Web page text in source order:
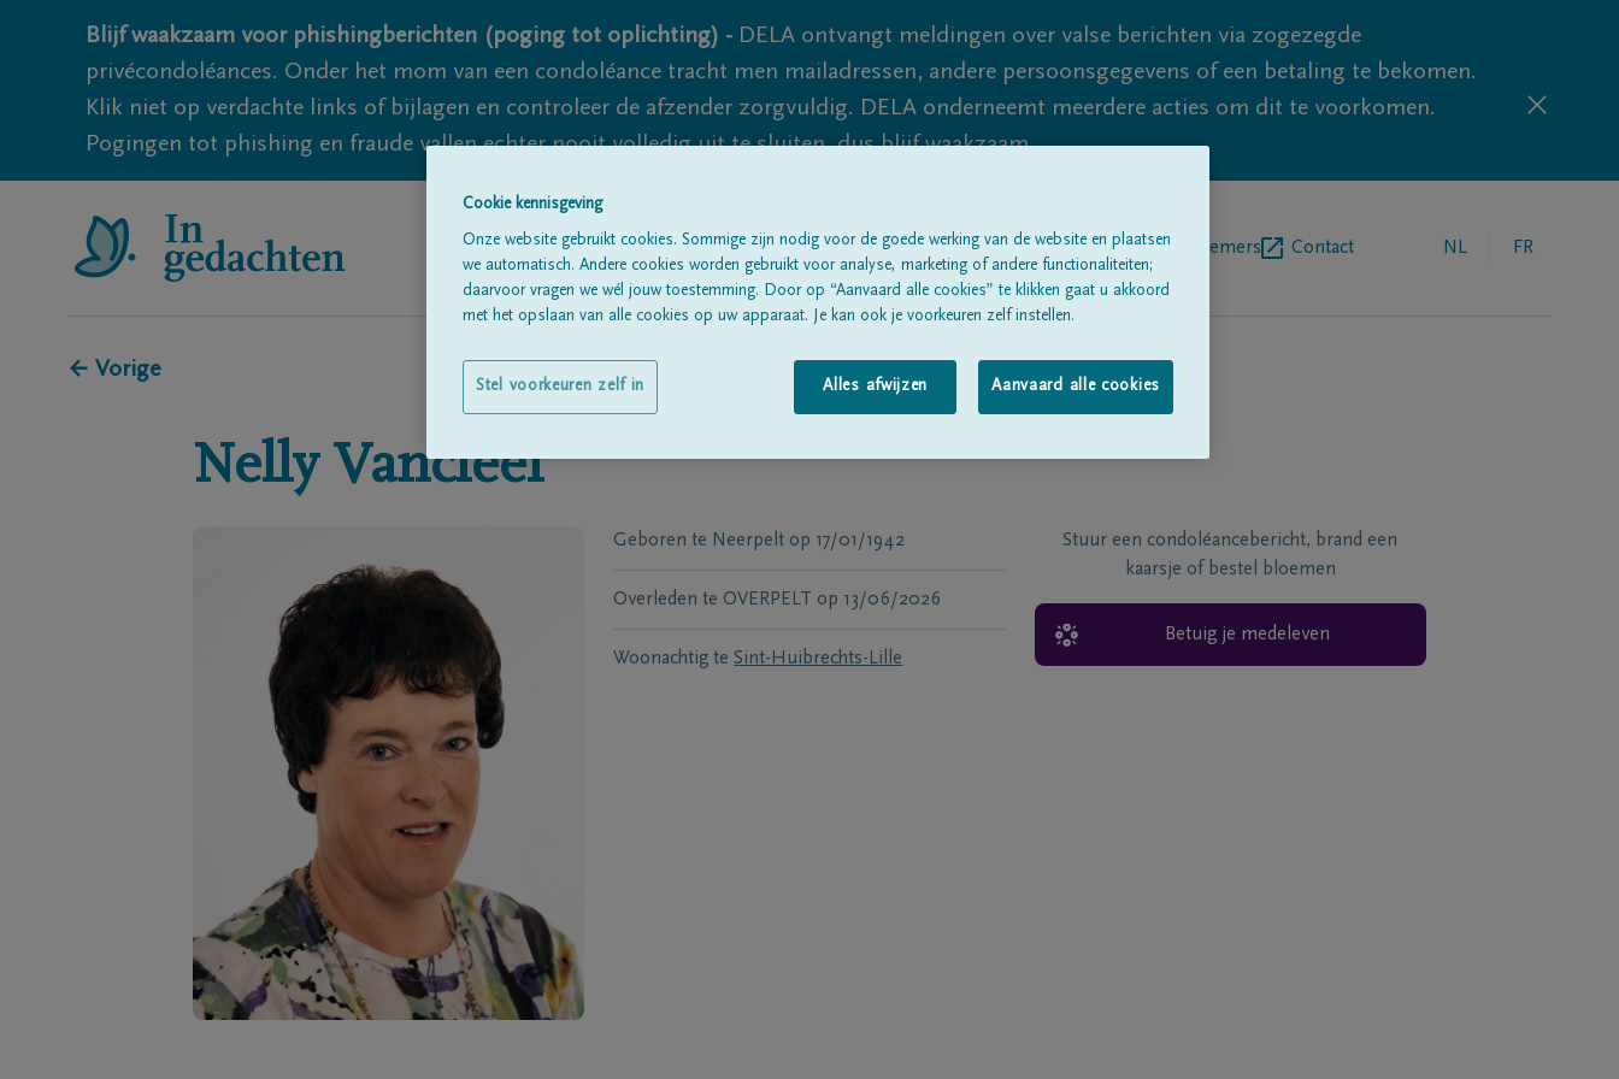
Blijf waakzaam voor phishingberichten (poging tot oplichting) - DELA ontvangt meldingen over valse berichten via zogezegde
privécondoléances. Onder het mom van een condoléance tracht men mailadressen, andere persoonsgegevens of een betaling te bekomen.
Klik niet op verdachte links of bijlagen en controleer de afzender zorgvuldig. DELA onderneemt meerdere acties om dit te voorkomen.
Pogingen tot phishing en fraude vallen echter nooit volledig uit te sluiten, dus blijf waakzaam.
Alle rouwberichtenOver onsBegrafenisondernemers Contact NL FR
← Vorige
Nelly Vancleef
Geboren te Neerpelt op 17/01/1942
Overleden te OVERPELT op 13/06/2026
Woonachtig te Sint-Huibrechts-Lille
Stuur een condoléancebericht, brand een
kaarsje of bestel bloemen
Betuig je medeleven
Cookie kennisgeving
Onze website gebruikt cookies. Sommige zijn nodig voor de goede werking van de website en plaatsen
we automatisch. Andere cookies worden gebruikt voor analyse, marketing of andere functionaliteiten;
daarvoor vragen we wél jouw toestemming. Door op “Aanvaard alle cookies” te klikken gaat u akkoord
met het opslaan van alle cookies op uw apparaat. Je kan ook je voorkeuren zelf instellen.
Alles afwijzen Aanvaard alle cookies
Stel voorkeuren zelf in